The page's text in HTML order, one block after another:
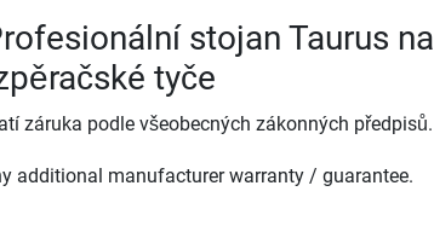
stojan Taurus na
tyče
záruka podle všeobecných zákonných předpisů.
additional manufacturer warranty / guarantee.